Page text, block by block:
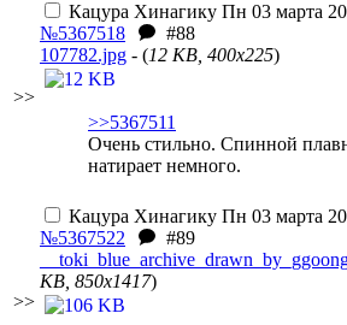
>>
Кацура Хинагику Пн 03 марта
№5367518
#88
107782.jpg - (12 KB, 400x225)
>>5367511
Очень стильно. Спинной
натирает немного.
>>
Кацура Хинагику Пн 03 марта
№5367522
#89
KB, 850x1417)